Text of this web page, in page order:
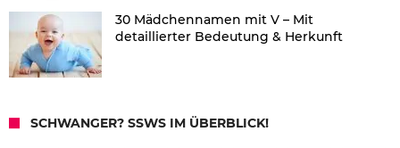
30 Mädchennamen mit V – Mit
detaillierter Bedeutung & Herkunft
SCHWANGER? SSWS IM ÜBERBLICK!